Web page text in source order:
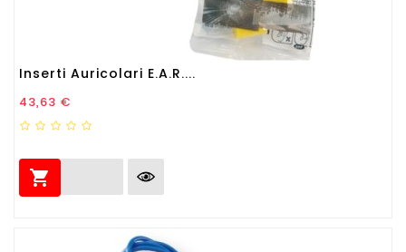
Inserti Auricolari E.A.R....
Prezzo
43,63 €
